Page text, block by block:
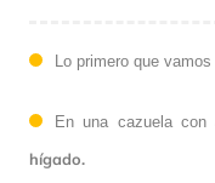
Lo primero que
En una cazuela con
hígado.